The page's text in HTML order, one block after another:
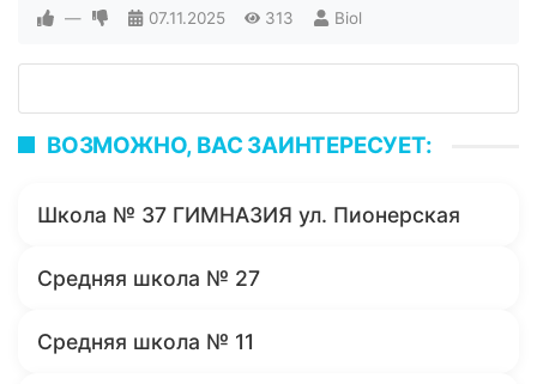
— 07.11.2025 313 Biol
ВОЗМОЖНО, ВАС ЗАИНТЕРЕСУЕТ:
Школа № 37 ГИМНАЗИЯ ул. Пионерская
Средняя школа № 27
Средняя школа № 11